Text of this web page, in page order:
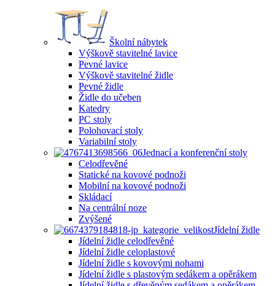
Školní nábytek
Výškově stavitelné lavice
Pevné lavice
Výškově stavitelné židle
Pevné židle
Židle do učeben
Katedry
PC stoly
Polohovací stoly
Variabilní stoly
Jednací a konferenční stoly
Celodřevěné
Statické na kovové podnoži
Mobilní na kovové podnoži
Skládací
Na centrální noze
Zvýšené
Jídelní židle
Jídelní židle celodřevěné
Jídelní židle celoplastové
Jídelní židle s kovovými nohami
Jídelní židle s plastovým sedákem a opěrákem